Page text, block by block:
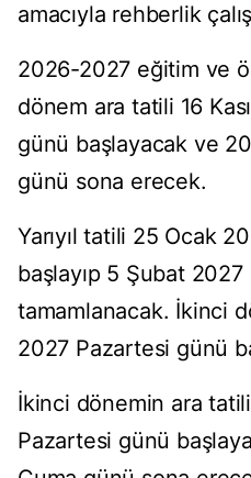
amacıyla rehberlik
2026-2027 eğitim ve
dönem ara tatili 16
günü başlayacak ve
günü sona erecek.
Yarıyıl tatili 25 Ocak
başlayıp 5 Şubat
tamamlanacak. İkinci
2027 Pazartesi günü
İkinci dönemin ara
Pazartesi günü